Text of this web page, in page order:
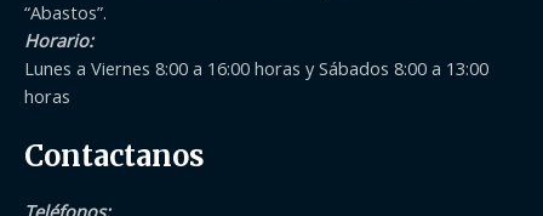
“Abastos”.
Horario:
Lunes a Viernes 8:00 a 16:00 horas y Sábados 8:00 a 13:00
horas
Contactanos
Teléfonos: